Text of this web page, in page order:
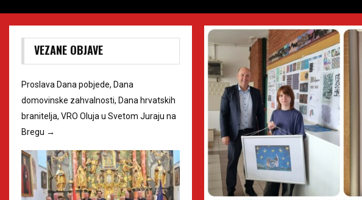
VEZANE OBJAVE
Proslava Dana pobjede, Dana
domovinske zahvalnosti, Dana hrvatskih
branitelja, VRO Oluja u Svetom Juraju na
Bregu →